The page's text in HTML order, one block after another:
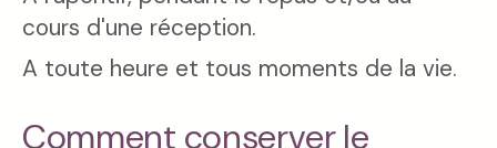
cours d'une réception.
A toute heure et tous moments de la vie.
Comment conserver le